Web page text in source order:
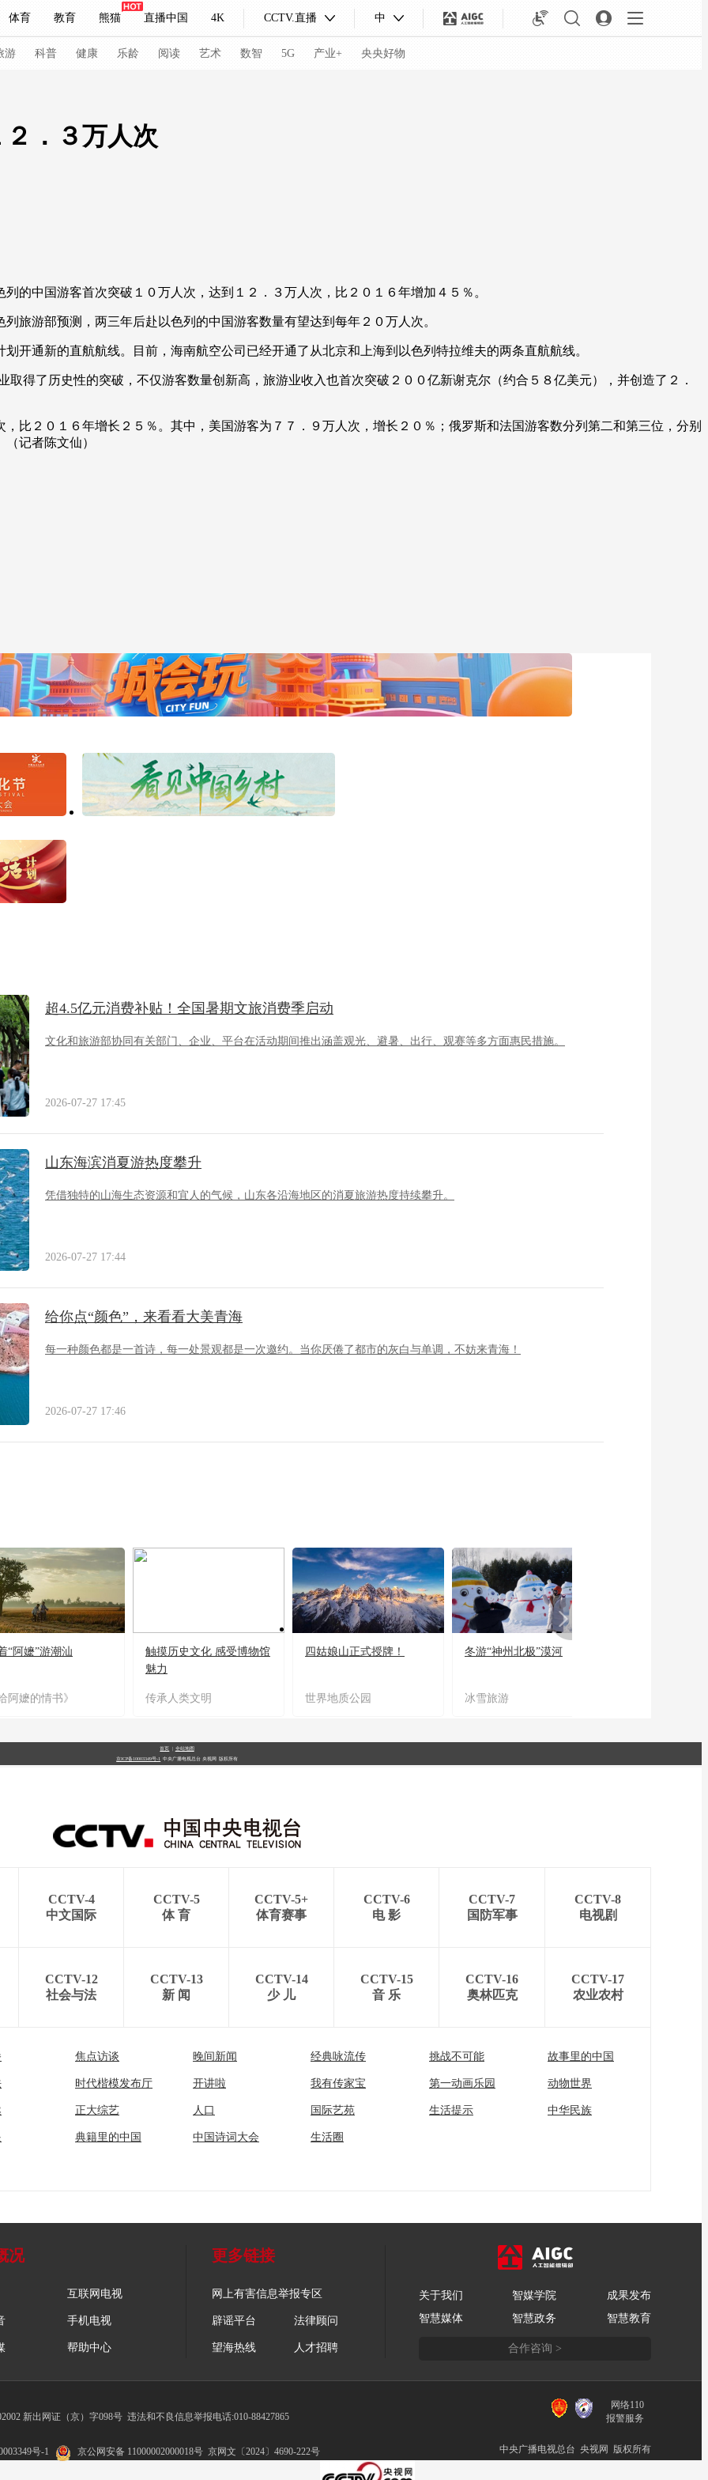
体育 教育 熊猫 直播中国 4K CCTV.直播 中
妙语 热解读 天天学习
持人 下载央视影音
游 科普 健康 乐龄 阅读 艺术 数智 5G 产业+ 央央好物
CBA 中超 国际足球 网球
央博 非遗 文化 旅游 科普 健康 乐龄 阅读 艺术 汽车 数智 5G 产业+
．３万人次
中国游客首次突破１０万人次，达到１２．３万人次，比２０１６年增加４５％。
游部预测，两三年后赴以色列的中国游客数量有望达到每年２０万人次。
通新的直航航线。目前，海南航空公司已经开通了从北京和上海到以色列特拉维夫的两条直航航线。
了历史性的突破，不仅游客数量创新高，旅游业收入也首次突破２００亿新谢克尔（约合５８亿美元），并创造了２．
２０１６年增长２５％。其中，美国游客为７７．９万人次，增长２０％；俄罗斯和法国游客数分列第二和第三位，分别
记者陈文仙）
超4.5亿元消费补贴！全国暑期文旅消费季启动
文化和旅游部协同有关部门、企业、平台在活动期间推出涵盖观光、避暑、出行、观赛等多方面惠民措施。
2026-07-27 17:45
山东海滨消夏游热度攀升
凭借独特的山海生态资源和宜人的气候，山东各沿海地区的消夏旅游热度持续攀升。
2026-07-27 17:44
给你点“颜色”，来看看大美青海
每一种颜色都是一首诗，每一处景观都是一次邀约。当你厌倦了都市的灰白与单调，不妨来青海！
2026-07-27 17:46
“阿嬷”游潮汕
阿嬷的情书》
触摸历史文化 感受博物馆
魅力
传承人类文明
四姑娘山正式授牌！
世界地质公园
冬游“神州北极”漠河
冰雪旅游
首页 全站地图
京ICP备10003349号-1 中央广播电视总台 央视网 版权所有
CCTV-4
中文国际
CCTV-5
体 育
CCTV-5+
体育赛事
CCTV-6
电 影
CCTV-7
国防军事
CCTV-8
电视剧
CCTV-12
社会与法
CCTV-13
新 闻
CCTV-14
少 儿
CCTV-15
音 乐
CCTV-16
奥林匹克
CCTV-17
农业农村
焦点访谈 晚间新闻 经典咏流传 挑战不可能 故事里的中国
时代楷模发布厅 开讲啦 我有传家宝 第一动画乐园 动物世界
正大综艺 人口 国际艺苑 生活提示 中华民族
典籍里的中国 中国诗词大会 生活圈
况
互联网电视
手机电视
帮助中心
更多链接
网上有害信息举报专区
辟谣平台 法律顾问
望海热线 人才招聘
关于我们 智媒学院
成果发布
智慧媒体
智慧政务 智慧教育
合作咨询 >
新出网证（京）字098号 违法和不良信息举报电话:010-88427865
号-1 京公网安备 11000002000018号 京网文〔2024〕4690-222号
网络110
报警服务
中央广播电视总台 央视网 版权所有